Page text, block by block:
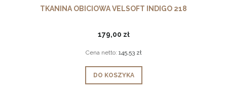
TKANINA OBICIOWA VELSOFT INDIGO 218
179,00 zł
Cena netto: 145,53 zł
DO KOSZYKA